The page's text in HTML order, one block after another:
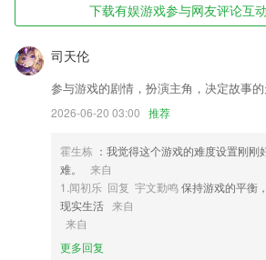
1,知识点讲解其实都非常的仔细,如果不明白,也
可;
2,开创外媒版块，一网打尽全球知名媒体精彩
3,货车轨迹:支持查询半年内货车的行驶轨迹,为
提供依据
5,外渠新建公司优化；
6,软件内涵视频、音频、文字等多种学习方式，
有娱游戏软件优势
1.·轻松的掌握书本中重点的教材知识
下载有娱游戏参与网友评论互
司天伦
参与游戏的剧情，扮演主角，决定故事的
2026-06-20 03:00 推荐
霍生栋 ：我觉得这个游戏的难度设置刚
难。
来自
1.闻初乐 回复 宇文勤鸣保持游戏的平衡
现实生活 来自
来自
更多回复